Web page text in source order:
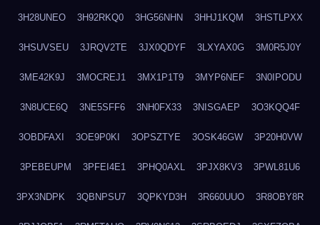
3H28UNEO 3H92RKQ0 3HG56NHN 3HHJ1KQM 3HSTLPXX
3HSUVSEU 3JRQV2TE 3JX0QDYF 3LXYAX0G 3M0R5J0Y
3ME42K9J 3MOCREJ1 3MX1P1T9 3MYP6NEF 3N0IPODU
3N8UCE6Q 3NE5SFF6 3NH0FX33 3NISGAEP 3O3KQQ4F
3OBDFAXI 3OE9P0KI 3OPSZTYE 3OSK46GW 3P20H0VW
3PEBEUPM 3PFEI4E1 3PHQ0AXL 3PJX8KV3 3PWL81U6
3PX3NDPK 3QBNPSU7 3QPKYD3H 3R660UUO 3R8OBY8R